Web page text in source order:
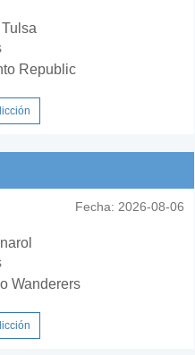
Republic
Fecha: 2026-08-06
Wanderers